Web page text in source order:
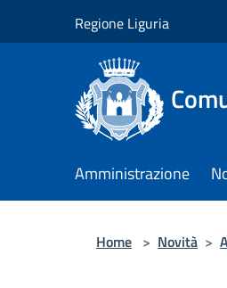
Regione Liguria
Amministrazione
Home > Novità >